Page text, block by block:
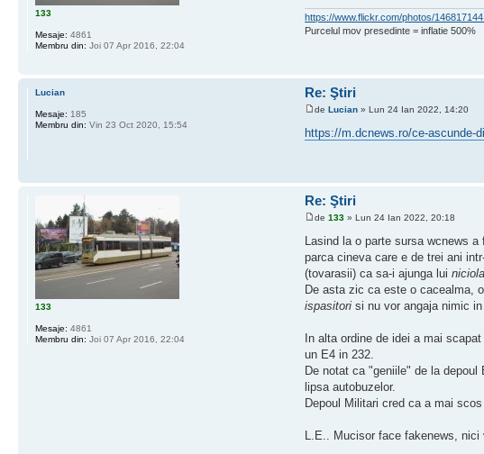
https://www.flickr.com/photos/
Purcelul mov presedinte = inflatie 500%
133
Mesaje: 4861
Membru din: Joi 07 Apr 2016, 22:04
Re: Ştiri
deLucian » Lun 24 Ian 2022, 14:20
https://m.dcnews.ro/ce-ascunde-
Lucian
Mesaje: 185
Membru din: Vin 23 Oct 2020, 15:54
Re: Ştiri
de133 » Lun 24 Ian 2022, 20:18
Lasind la o parte sursa wcnews
parca cineva care e de trei ani
(tovarasii) ca sa-i ajunga lui
De asta zic ca este o cacealma,
ispasitori si nu vor angaja nimic
In alta ordine de idei a mai
un E4 in 232.
De notat ca "geniile" de la
lipsa autobuzelor.
Depoul Militari cred ca a mai
L.E.. Mucisor face fakenews,
133
Mesaje: 4861
Membru din: Joi 07 Apr 2016, 22:04